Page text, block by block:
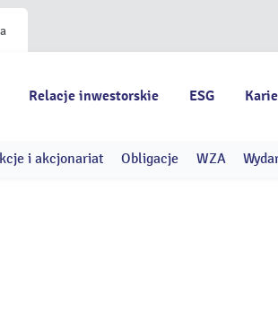
Relacje inwestorskie ESG
i akcjonariat Obligacje WZA